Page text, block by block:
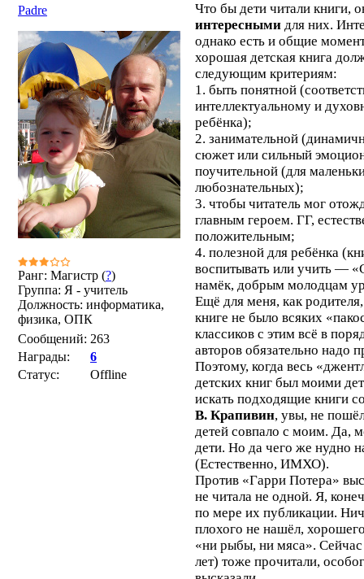
Padre
Ранг: Магистр (?)
Группа: Я - учитель
Должность: информатика,
физика, ОПК
Сообщений: 263
Награды:
6
Статус:
Offline
Что бы дети читали книги,
интересными для них.
однако есть и общие
хорошая детская книга
следующим критериям:
1. быть понятной
интеллектуальному и
ребёнка);
2. занимательной
сюжет или сильный
поучительной (для
любознательных);
3. чтобы читатель мог
главным героем. ГГ,
положительным;
4. полезной для ребёнка
воспитывать или учить —
намёк, добрым молодцам
Ещё для меня, как
книге не было всяких
классиков с этим всё в
авторов обязательно надо
Поэтому, когда весь
детских книг был моими
искать подходящие книги
В. Крапивин, увы, не
детей совпало с моим. Да,
дети. Но да чего же нудно
(Естественно, ИМХО).
Против «Гарри Потера»
не читала не одной. Я,
по мере их публикации.
плохого не нашёл,
«ни рыбы, ни мяса».
лет) тоже прочитали,